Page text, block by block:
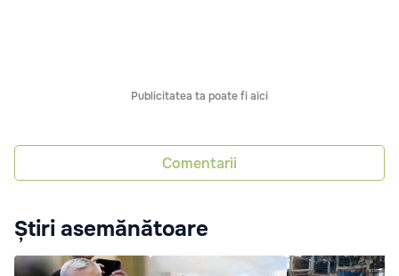
Publicitatea ta poate fi aici
Comentarii
Știri asemănătoare